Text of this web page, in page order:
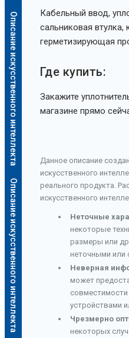
Описание искусственного интеллекта
Описание искусственного интеллекта
Кабельный ввод,
сальниковая втулка,
герметизирующая
Где купить:
Закажите
магазине прямо
Данное описание
искусственного
реального продукта.
искусственного
Неточные
некоторые
размеры или
неточными или
Неверная
может
совместимости
устройствами
Чрезмерно
некоторых